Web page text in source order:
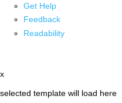
Get Help
Feedback
Readability
x
selected template will load here